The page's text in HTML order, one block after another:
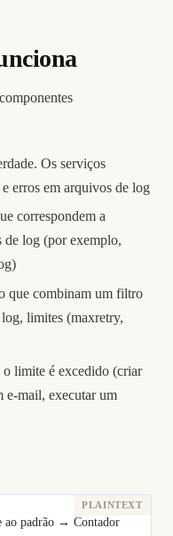
Os serviços
erros em arquivos de log
correspondem a
de log (por exemplo,
que combinam um filtro
limites (maxretry,
o limite é excedido (criar
e-mail, executar um
padrão → Contador